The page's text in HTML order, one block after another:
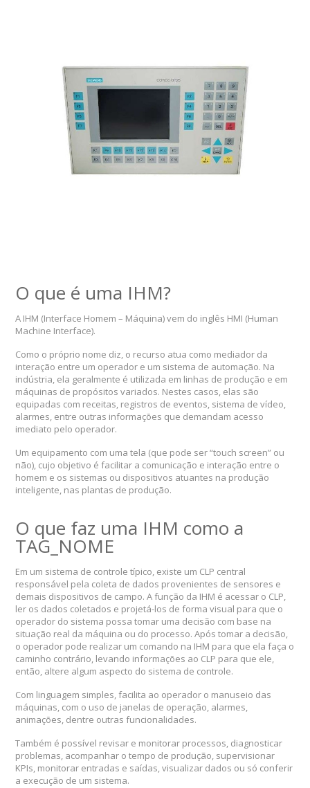
O que é uma IHM?
A IHM (Interface Homem – Máquina) vem do inglês HMI (Human
Machine Interface).
Como o próprio nome diz, o recurso atua como mediador da
interação entre um operador e um sistema de automação. Na
indústria, ela geralmente é utilizada em linhas de produção e em
máquinas de propósitos variados. Nestes casos, elas são
equipadas com receitas, registros de eventos, sistema de vídeo,
alarmes, entre outras informações que demandam acesso
imediato pelo operador.
Um equipamento com uma tela (que pode ser “touch screen” ou
não), cujo objetivo é facilitar a comunicação e interação entre o
homem e os sistemas ou dispositivos atuantes na produção
inteligente, nas plantas de produção.
O que faz uma IHM como a
TAG_NOME
Em um sistema de controle típico, existe um CLP central
responsável pela coleta de dados provenientes de sensores e
demais dispositivos de campo. A função da IHM é acessar o CLP,
ler os dados coletados e projetá-los de forma visual para que o
operador do sistema possa tomar uma decisão com base na
situação real da máquina ou do processo. Após tomar a decisão,
o operador pode realizar um comando na IHM para que ela faça o
caminho contrário, levando informações ao CLP para que ele,
então, altere algum aspecto do sistema de controle.
Com linguagem simples, facilita ao operador o manuseio das
máquinas, com o uso de janelas de operação, alarmes,
animações, dentre outras funcionalidades.
Também é possível revisar e monitorar processos, diagnosticar
problemas, acompanhar o tempo de produção, supervisionar
KPIs, monitorar entradas e saídas, visualizar dados ou só conferir
a execução de um sistema.